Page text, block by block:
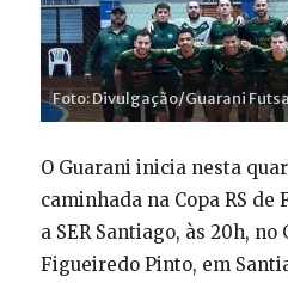
Foto: Divulgação/Guarani
O Guarani inicia nesta
caminhada na Copa RS de
a SER Santiago, às 20h,
Figueiredo Pinto, em